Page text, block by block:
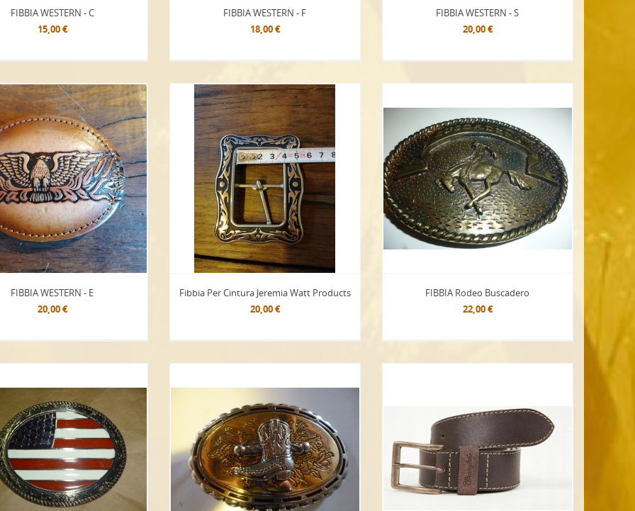
FIBBIA WESTERN - C
15,00 €
FIBBIA WESTERN - F
18,00 €
FIBBIA WESTERN - S
20,00 €
FIBBIA WESTERN - E
20,00 €
Fibbia Per Cintura Jeremia Watt Products
20,00 €
FIBBIA Rodeo Buscadero
22,00 €